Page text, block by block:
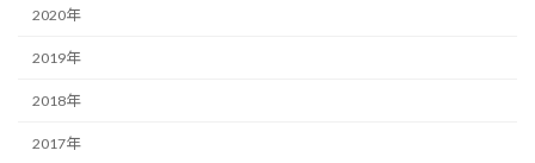
2020年
2019年
2018年
2017年